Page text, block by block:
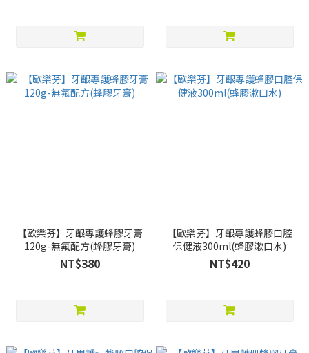
【歐樂芬】牙齦專護蜂膠牙膏
120g-無氟配方(蜂膠牙膏)
NT$380
【歐樂芬】牙齦專護蜂膠口腔
保健液300ml(蜂膠漱口水)
NT$420